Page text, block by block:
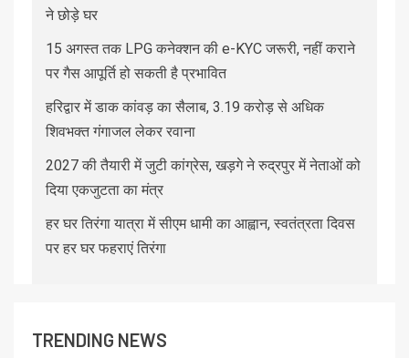
ने छोड़े घर
15 अगस्त तक LPG कनेक्शन की e-KYC जरूरी, नहीं कराने
पर गैस आपूर्ति हो सकती है प्रभावित
हरिद्वार में डाक कांवड़ का सैलाब, 3.19 करोड़ से अधिक
शिवभक्त गंगाजल लेकर रवाना
2027 की तैयारी में जुटी कांग्रेस, खड़गे ने रुद्रपुर में नेताओं को
दिया एकजुटता का मंत्र
हर घर तिरंगा यात्रा में सीएम धामी का आह्वान, स्वतंत्रता दिवस
पर हर घर फहराएं तिरंगा
TRENDING NEWS